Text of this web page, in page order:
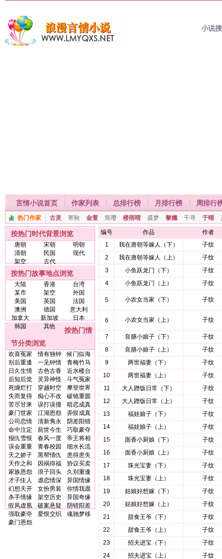
小说
言情小说首页 作家列表 总排行榜 月排行榜 周排行
热门作家 古灵 寄秋 金萱 简璎 楼雨晴 裘梦 黎孅 千寻 于晴
按热门时代背景浏览
唐朝 宋朝
明朝
清朝
民国
现代
架空
古代
按热门故事地点浏览
大陆 香港
台湾
某市
架空
外国
美国
英国
法国
澳洲
德国
意大利
加拿大
新加坡
日本
韩国
其他
按热门情
节分类浏览
欢喜冤家 情有独钟
候门似海
别后重逢
一见钟情
青梅竹马
日久生情
古色古香
近水楼台
后知后觉
灵异神怪
斗气冤家
死缠烂打
穿越时空
摩登世界
失而复得
痴心不改
破镜重圆
苦尽甘来
误打误撞
暗恋成真
豪门世家
江湖恩怨
弄假成真
公司恋情
清新隽永
阴差阳错
命中注定
前世今生
巧取豪夺
报仇雪恨
春风一度
帝王将相
误会重重
青春校园
细水长流
天之娇子
黑帮情仇
患得患失
天作之和
因祸得福
协议买卖
家族恩怨
浪子回头
久别重逢
才子佳人
虐恋情深
异国情缘
幻想天开
女扮男装
你情我愿
杀手情缘
架空历史
异国奇缘
假凤虚凰
破案悬疑
阴错阳差
强取豪夺
爱恨交织
魂驰梦移
豪门恩怨
编号 作品
作者
1
我在唐朝等嫁人（下）
子纹
2
我在唐朝等嫁人（上）
子纹
3
小鱼跃龙门（下）
子纹
4
小鱼跃龙门（上） 子纹
5 小农女当家（下） 子纹
6 小农女当家（上） 子纹
7 良膳小娘子（下）
子纹
8
良膳小娘子（上）
子纹
9
两世福妻（下）
子纹
10
两世福妻（上）
子纹
11
大人蹭饭日常（下）
子纹
12
大人蹭饭日常（上）
子纹
13
福娃娘子（下）
子纹
14
福娃娘子（上）
子纹
15
面香小厨娘（下）
子纹
16
面香小厨娘（上）
子纹
17
珠光宝妻（下）
子纹
18
珠光宝妻（上）
子纹
19
姑娘好想嫁（下）
子纹
20
姑娘好想嫁（上）
子纹
21
甜食王爷（下）
子纹
22
甜食王爷（上）
子纹
23
招夫进宝（下）
子纹
24
招夫进宝（上） 子纹